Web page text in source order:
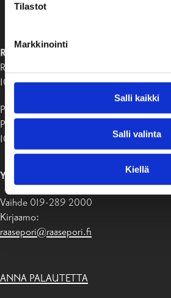
Tilastot
Markkinointi
Salli kaikki
Salli valinta
Kiellä
RAASEPORIN KAUPUNKI
Raaseporintie 37
10650 Tammisaari
Postiosoite:
PB 58
10611 Raasepori
YHTEYSTIEDOT
Vaihde 019-289 2000
Kirjaamo:
raasepori@raasepori.fi
ANNA PALAUTETTA